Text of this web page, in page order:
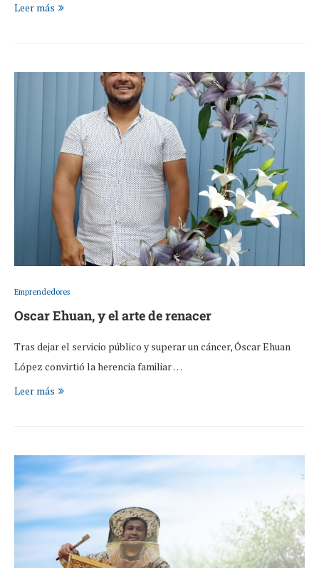
Leer más
Emprendedores
Oscar Ehuan, y el arte de renacer
Tras dejar el servicio público y superar un cáncer, Óscar Ehuan
López convirtió la herencia familiar …
Leer más